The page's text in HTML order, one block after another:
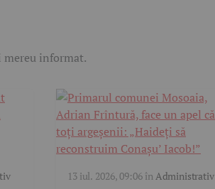
mereu informat.
13 iul. 2026, 09:06înAdministrativ